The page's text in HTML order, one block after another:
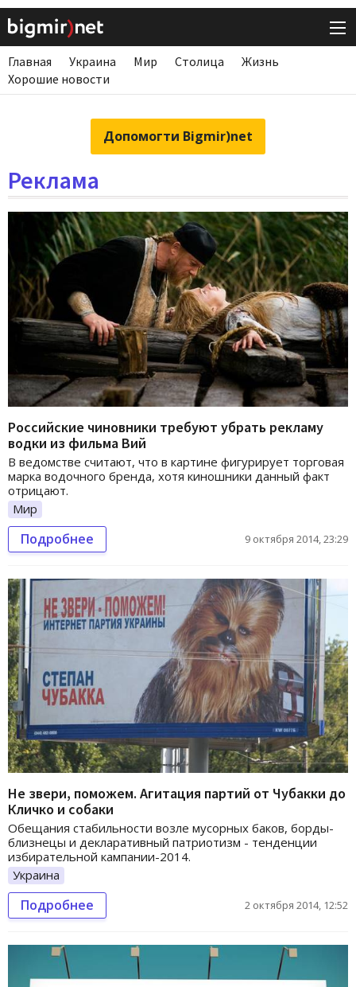
Главная Украина Мир Столица
Жизнь
Хорошие новости
Допомогти Bigmir)net
Реклама
Российские чиновники требуют убрать рекламу
водки из фильма Вий
В ведомстве считают, что в картине фигурирует торговая
марка водочного бренда, хотя киношники данный факт
отрицают.
Мир
Подробнее 9 октября 2014, 23:29
Не звери, поможем. Агитация партий от Чубакки до
Кличко и собаки
Обещания стабильности возле мусорных баков, борды-
близнецы и декларативный патриотизм - тенденции
избирательной кампании-2014.
Украина
Подробнее 2 октября 2014, 12:52